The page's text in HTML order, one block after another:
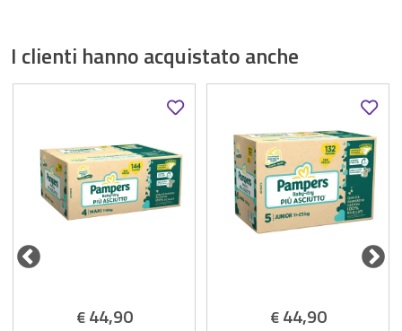
I clienti hanno acquistato anche
€ 44,90 € 44,90